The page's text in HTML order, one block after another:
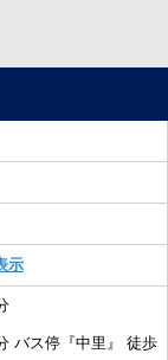
示
バス停『中⾥』 徒歩